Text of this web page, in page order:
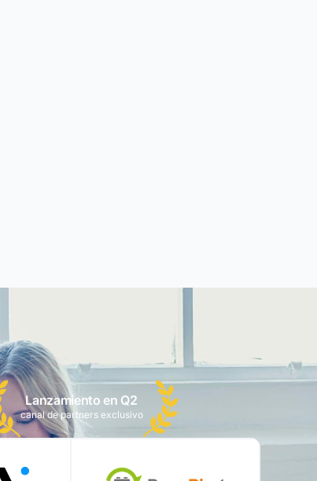
Lanzamiento en Q2
canal de partners exclusivo